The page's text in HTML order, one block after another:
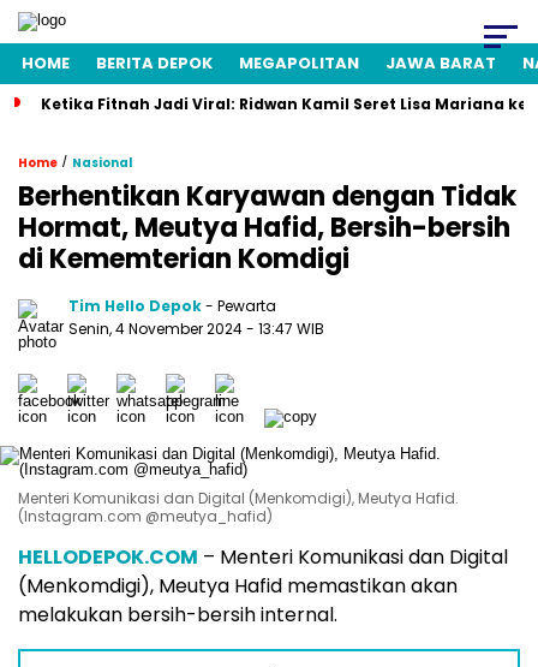
HOME BERITA DEPOK MEGAPOLITAN JAWA BARAT
Ketika Fitnah Jadi Viral: Ridwan Kamil Seret Lisa Mariana ke
Home / Nasional
Berhentikan Karyawan dengan Tidak
Hormat, Meutya Hafid, Bersih-bersih
di Kememterian Komdigi
Tim Hello Depok- Pewarta
Senin, 4 November 2024 - 13:47 WIB
Menteri Komunikasi dan Digital (Menkomdigi), Meutya Hafid.
(Instagram.com @meutya_hafid)
HELLODEPOK.COM – Menteri Komunikasi dan Digital
(Menkomdigi), Meutya Hafid memastikan akan
melakukan bersih-bersih internal.